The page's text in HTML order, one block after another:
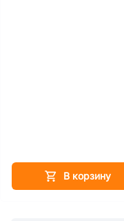
В корзину